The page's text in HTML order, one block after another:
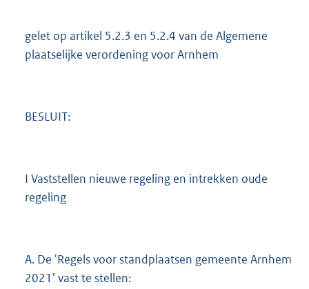
gelet op artikel 5.2.3 en 5.2.4 van de Algemene
plaatselijke verordening voor Arnhem
BESLUIT:
I Vaststellen nieuwe regeling en intrekken oude
regeling
A. De 'Regels voor standplaatsen gemeente Arnhem
2021' vast te stellen: